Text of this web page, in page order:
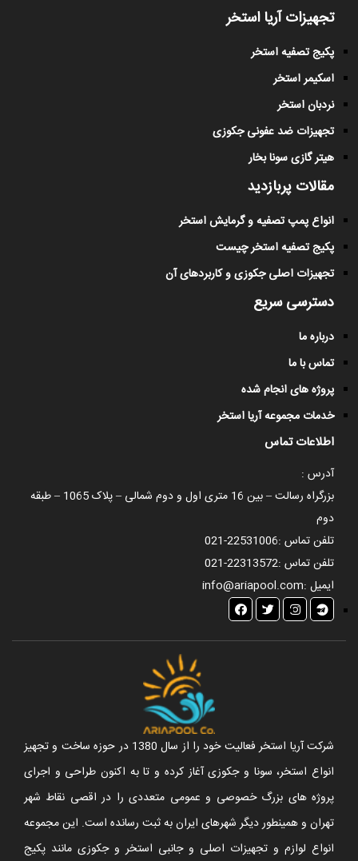
تجهیزات آریا استخر
پکیج تصفیه استخر
اسکیمر استخر
نردبان استخر
تجهیزات ضد عفونی جکوزی
هیتر گازی سونا بخار
مقالات پربازدید
انواع پمپ تصفیه و گرمایش استخر
پکیج تصفیه استخر چیست
تجهیزات اصلی جکوزی و کاربردهای آن
دسترسی سریع
درباره ما
تماس با ما
پروژه های انجام شده
خدمات مجموعه آریا استخر
اطلاعات تماس
آدرس :
بزرگراه رسالت – بین 16 متری اول و دوم شمالی – پلاک 1065 – طبقه
دوم
تلفن تماس :021-22531006
تلفن تماس :021-22313572
ایمیل :info@ariapool.com
شرکت آریا استخر فعالیت خود را از سال 1380 در حوزه ساخت و تجهیز
انواع استخر، سونا و جکوزی آغاز کرده و تا به اکنون طراحی و اجرای
پروژه های بزرگ خصوصی و عمومی متعددی را در اقصی نقاط شهر
تهران و همینطور دیگر شهرهای ایران به ثبت رسانده است. این مجموعه
انواع لوازم و تجهیزات اصلی و جانبی استخر و جکوزی مانند پکیج